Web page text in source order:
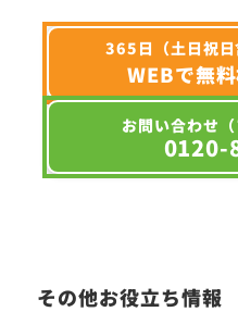
365日（土日祝
WEBで無
お問い合わせ（
0120-
その他お役立ち情報